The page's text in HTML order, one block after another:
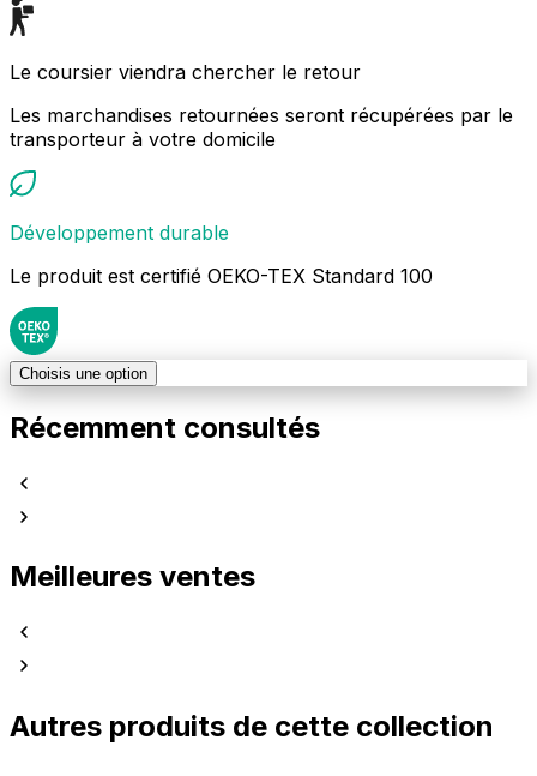
Le coursier viendra chercher le retour
Les marchandises retournées seront récupérées par le
transporteur à votre domicile
Développement durable
Le produit est certifié OEKO-TEX Standard 100
Choisis une option
Récemment consultés
Meilleures ventes
Autres produits de cette collection